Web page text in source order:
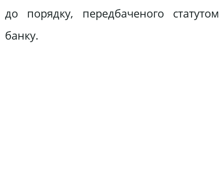
до порядку, передбаченого статутом
банку.